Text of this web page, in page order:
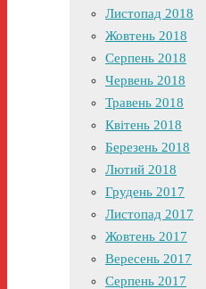
Листопад 2018
Жовтень 2018
Серпень 2018
Червень 2018
Травень 2018
Квітень 2018
Березень 2018
Лютий 2018
Грудень 2017
Листопад 2017
Жовтень 2017
Вересень 2017
Серпень 2017